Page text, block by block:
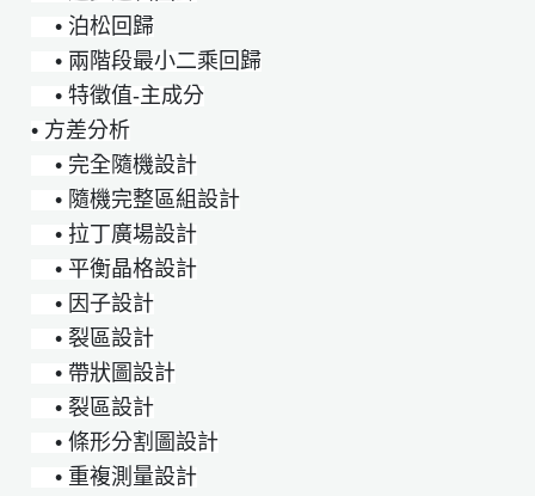
• 泊松回歸
• 兩階段最小二乘回歸
• 特徵值-主成分
• 方差分析
• 完全隨機設計
• 隨機完整區組設計
• 拉丁廣場設計
• 平衡晶格設計
• 因子設計
• 裂區設計
• 帶狀圖設計
• 裂區設計
• 條形分割圖設計
• 重複測量設計